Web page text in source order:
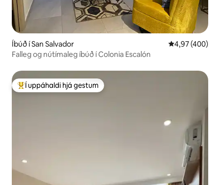
Íbúð í San Salvador 4,97 af 5 í
4,97 (400)
Falleg og nútímaleg íbúð í Colonia Escalón
Í mestu uppáhaldi hjá gestum
Í uppáhaldi hjá gestum